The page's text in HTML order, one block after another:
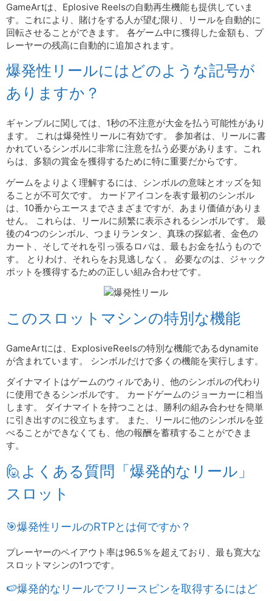
GameArtは、Eplosive Reelsの自動再生機能も提供していま
す。これにより、賭けをする人が望む限り、リールを自動的に
回転させることができます。 各ゲーム中に獲得した金額も、プ
レーヤーの残高に自動的に追加されます。
爆発性リールにはどのような記号が
ありますか？
ギャンブルに関しては、1秒の不注意が大金を払う可能性があり
ます。 これは爆発性リールに有効です。 参加者は、リールに書
かれているシンボルに非常に注意を払う必要があります。これ
らは、多額の賞金を獲得するために特に重要だからです。
ゲームをよりよく理解するには、シンボルの意味とオッズを知
ることが不可欠です。 カードアイコンを表す最初のシンボル
は、10番からエースまでさまざまですが、あまり価値がありま
せん。 これらは、リールに頻繁に表示されるシンボルです。 最
後の4つのシンボル、つまりランタン、真珠の探鉱者、金色の
カート、そしてそれを引っ張るロバは、最もお金を払うもので
す。 とりわけ、それらをお見逃しなく。 必要なのは、ジャック
ポットを獲得するための正しい組み合わせです。
このスロットマシンの特別な機能
GameArtには、ExplosiveReelsの特別な機能であるdynamite
が含まれています。 シンボルだけで多くの機能を実行します。
ダイナマイトはゲームのウィルであり、他のシンボルの代わり
に使用できるシンボルです。 カードゲームのジョーカーに相当
します。 ダイナマイトを持つことは、勝利の組み合わせを簡単
に引き出すのに役立ちます。 また、リールに他のシンボルを並
べることができなくても、他の報酬を蓄積することができま
す。
🙋よくある質問「爆発的なリール」
スロット
🎯爆発性リールのRTPとは何ですか？
プレーヤーのペイアウト率は96.5％を超えており、最も寛大な
スロットマシンの1つです。
🍉爆発的なリールでフリースピンを取得するにはど